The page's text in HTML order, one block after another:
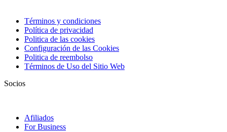
Términos y condiciones
Política de privacidad
Politica de las cookies
Configuración de las Cookies
Politica de reembolso
Términos de Uso del Sitio Web
Socios
Afiliados
For Business